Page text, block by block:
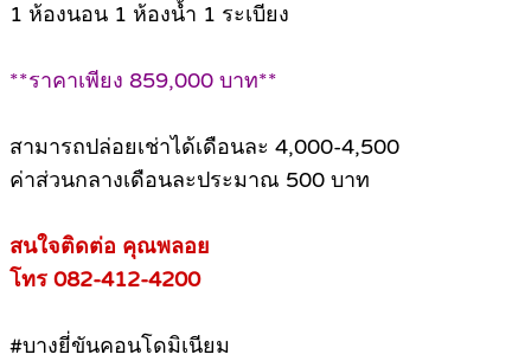
1 ห้องนอน 1 ห้องน้ำ 1 ระเบียง
**ราคาเพียง 859,000 บาท**
สามารถปล่อยเช่าได้เดือนละ 4,000-4,500
ค่าส่วนกลางเดือนละประมาณ 500 บาท
สนใจติดต่อ คุณพลอย
โทร 082-412-4200
#บางยี่ขันคอนโดมิเนียม